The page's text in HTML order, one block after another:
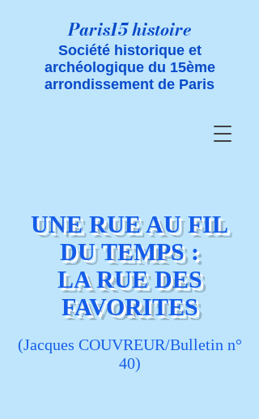
Paris15 histoire
Société historique et
archéologique du 15ème
arrondissement de Paris
UNE RUE AU FIL
DU TEMPS :
LA RUE DES
FAVORITES
(Jacques COUVREUR/Bulletin n°
40)